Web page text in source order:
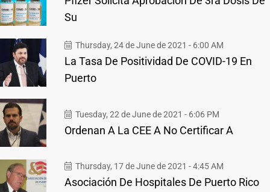
Su
Thursday, 24 de June de 2021 - 6:00 AM
La Tasa De Positividad De COVID-19 En
Puerto
Tuesday, 22 de June de 2021 - 6:06 PM
Ordenan A La CEE A No Certificar A
Thursday, 17 de June de 2021 - 4:45 AM
Asociación De Hospitales De Puerto Rico